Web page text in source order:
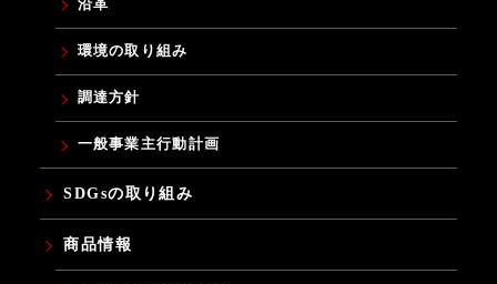
沿革
環境の取り組み
調達方針
一般事業主行動計画
SDGsの取り組み
商品情報